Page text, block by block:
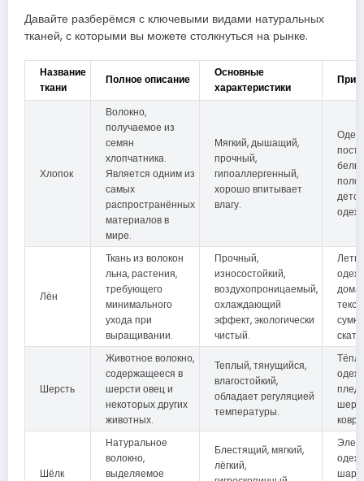
Давайте разберёмся с ключевыми видами натуральных
тканей, с которыми вы можете столкнуться на рынке.
Название
ткани
Полное описание
Основные
характеристики
Хлопок
Волокно,
получаемое из
семян
хлопчатника.
Является одним из
самых
распространённых
материалов в
мире.
Мягкий, дышащий,
прочный,
гипоаллергенный,
хорошо впитывает
влагу.
Лён
Ткань из волокон
льна, растения,
требующего
минимального
ухода при
выращивании.
Прочный,
износостойкий,
воздухопроницаемый,
охлаждающий
эффект, экологически
чистый.
сумки,
Шерсть
Животное волокно,
содержащееся в
шерсти овец и
некоторых других
животных.
Теплый, тянущийся,
влагостойкий,
обладает регуляцией
температуры.
Шёлк
Натуральное
волокно,
выделяемое
Блестящий, мягкий,
лёгкий,